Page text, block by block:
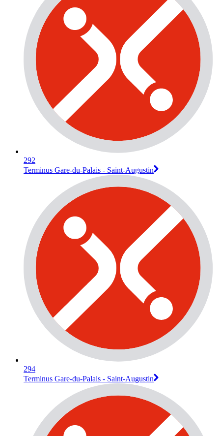
292
Terminus Gare-du-Palais - Saint-Augustin
294
Terminus Gare-du-Palais - Saint-Augustin